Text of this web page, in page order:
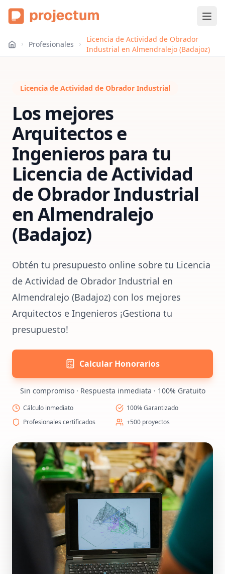
Profesionales
Licencia de Actividad de Obrador
Industrial en Almendralejo (Badajoz)
Licencia de Actividad de Obrador Industrial
Los mejores
Arquitectos e
Ingenieros para tu
Licencia de Actividad
de Obrador Industrial
enAlmendralejo
(Badajoz)
Obtén tu presupuesto online sobre tu Licencia
de Actividad de Obrador Industrial en
Almendralejo (Badajoz) con los mejores
Arquitectos e Ingenieros ¡Gestiona tu
presupuesto!
Calcular Honorarios
Sin compromiso · Respuesta inmediata · 100% Gratuito
Cálculo inmediato
100% Garantizado
Profesionales certificados
+500 proyectos